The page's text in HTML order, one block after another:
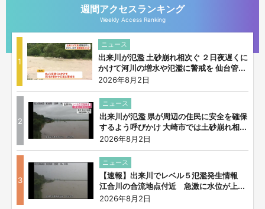
週間アクセスランキング
Weekly Access Ranking
1
ニュース
出来川が氾濫 土砂崩れ相次ぐ ２日夜遅くに
かけて河川の増水や氾濫に警戒を 仙台管...
2026年8月2日
2
ニュース
出来川が氾濫 県が周辺の住民に安全を確保
するよう呼びかけ 大崎市では土砂崩れ相...
2026年8月2日
3
ニュース
【速報】出来川でレベル５氾濫発生情報
江合川の合流地点付近 急激に水位が上...
2026年8月2日